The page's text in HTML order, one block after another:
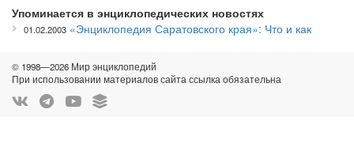
Упоминается в энциклопедических новостях
01.02.2003 «Энциклопедия Саратовского края»: Что и как
© 1998—2026 Мир энциклопедий
При использовании материалов сайта ссылка обязательна